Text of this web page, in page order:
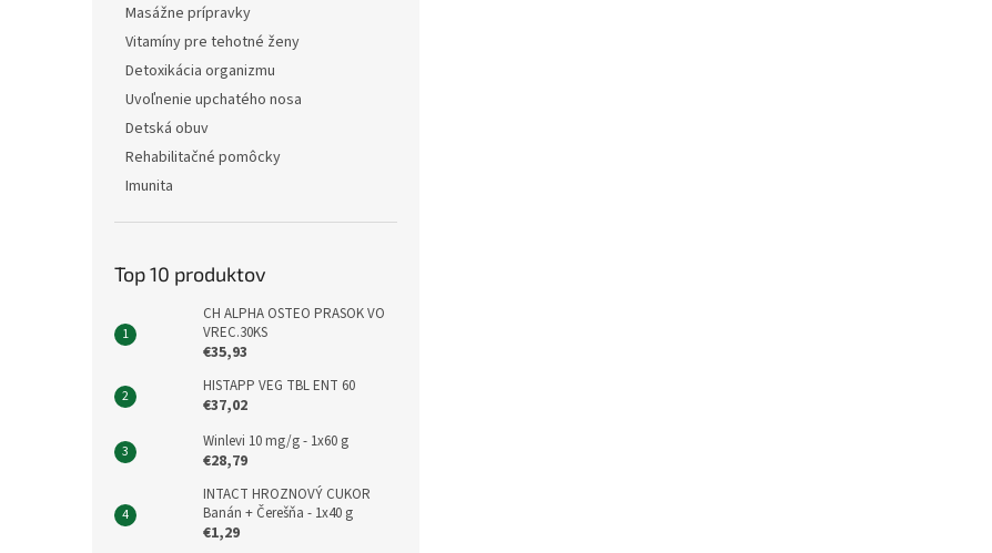
Masážne prípravky
Vitamíny pre tehotné ženy
Detoxikácia organizmu
Uvoľnenie upchatého nosa
Detská obuv
Rehabilitačné pomôcky
Imunita
Top 10 produktov
CH ALPHA OSTEO PRASOK VO
VREC.30KS
€35,93
HISTAPP VEG TBL ENT 60
€37,02
Winlevi 10 mg/g - 1x60 g
€28,79
INTACT HROZNOVÝ CUKOR
Banán + Čerešňa - 1x40 g
€1,29